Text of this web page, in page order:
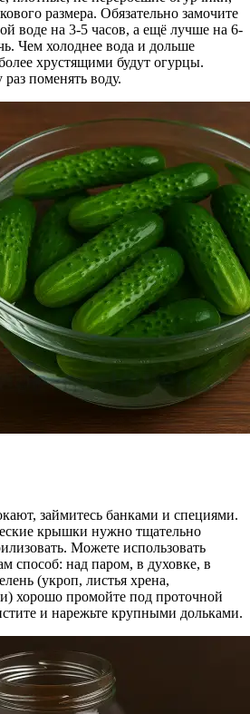
размера. Обязательно замочите
воде на 3-5 часов, а ещё лучше на 6-
Чем холоднее вода и дольше
хрустящими будут огурцы.
поменять воду.
займитесь банками и специями.
крышки нужно тщательно
Можете использовать
способ: над паром, в духовке, в
(укроп, листья хрена,
хорошо промойте под проточной
и нарежьте крупными дольками.